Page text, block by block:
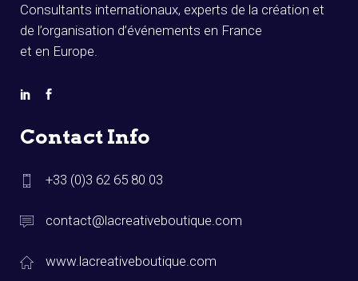
Consultants internationaux, experts de la création et
de l’organisation d’événements en France
et en Europe.
Contact Info
+33 (0)3 62 65 80 03
contact@lacreativeboutique.com
www.lacreativeboutique.com